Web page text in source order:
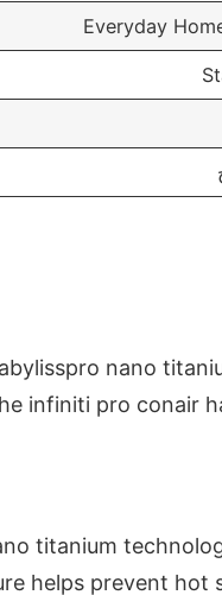
Everyday
nano
infiniti pro conair
titanium
helps prevent hot